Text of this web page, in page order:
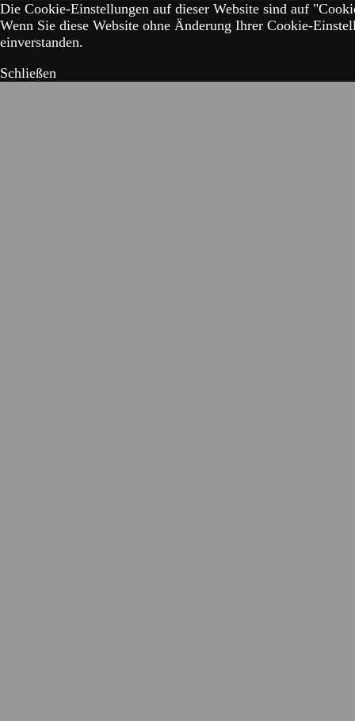
Die Cookie-Einstellungen auf dieser Website sind auf
Wenn Sie diese Website ohne Änderung Ihrer Cookie-
einverstanden.
Schließen